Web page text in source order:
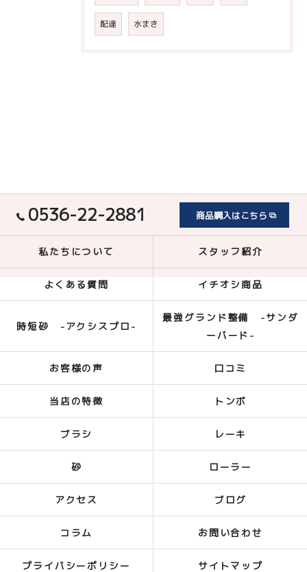
配達 水まき
0536-22-2881 商品購入はこちら
私たちについて スタッフ紹介
よくある質問 イチオシ商品
時短砂 -アクシスプロ-
最強グランド整備 -サンダ
ーバード-
お客様の声 口コミ
当店の特徴 トンボ
ブラシ レーキ
砂 ローラー
アクセス ブログ
コラム お問い合わせ
プライバシーポリシー サイトマップ